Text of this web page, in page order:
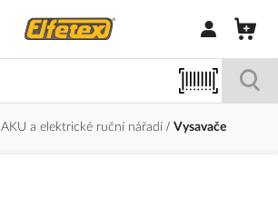
Přihlásit/
AKU a elektrické ruční nářadí Vysavače